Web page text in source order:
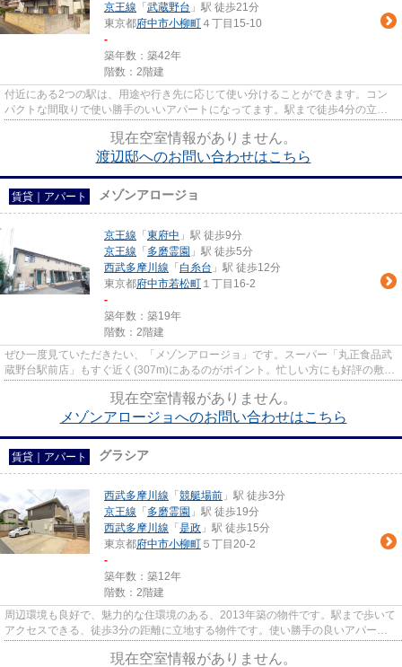
京王線 「 武蔵野台 」駅 徒歩21分
東京都府中市小柳町 ４丁目15-10
-
築年数：築42年
階数：2階建
付近にある2つの駅は、用途や行き先に応じて使い分けることができます。コン
パクトな間取りで使い勝手のいいアパートになってます。駅まで徒歩4分の立地
現在空室情報がありません。
渡辺邸へのお問い合わせはこちら
賃貸｜アパート メゾンアロージョ
京王線 「 東府中 」駅 徒歩9分
京王線 「 多磨霊園 」駅 徒歩5分
西武多摩川線 「 白糸台 」駅 徒歩12分
東京都府中市若松町 １丁目16-2
-
築年数：築19年
階数：2階建
ぜひ一度見ていただきたい、「メゾンアロージョ」です。スーパー「丸正食品武
蔵野台駅前店」もすぐ近く(307m)にあるのがポイント。忙しい方にも好評の敷地
現在空室情報がありません。
メゾンアロージョへのお問い合わせはこちら
賃貸｜アパート グラシア
西武多摩川線 「 競艇場前 」駅 徒歩3分
京王線 「 多磨霊園 」駅 徒歩19分
西武多摩川線 「 是政 」駅 徒歩15分
東京都府中市小柳町 ５丁目20-2
-
築年数：築12年
階数：2階建
周辺環境も良好で、魅力的な住環境のある、2013年築の物件です。駅まで歩いて
アクセスできる、徒歩3分の距離に立地する物件です。使い勝手の良いアパート
現在空室情報がありません。